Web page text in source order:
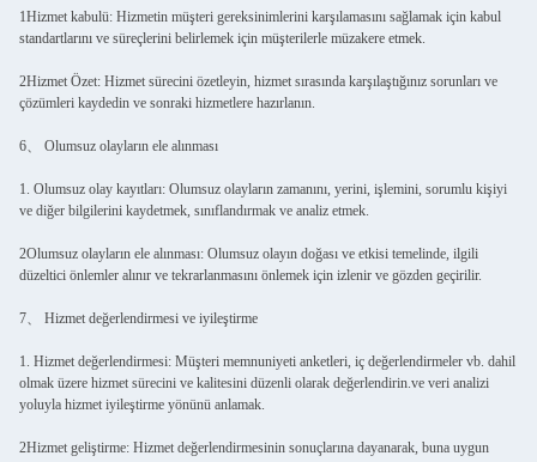
1Hizmet kabulü: Hizmetin müşteri gereksinimlerini karşılamasını sağlamak için kabul
standartlarını ve süreçlerini belirlemek için müşterilerle müzakere etmek.
2Hizmet Özet: Hizmet sürecini özetleyin, hizmet sırasında karşılaştığınız sorunları ve
çözümleri kaydedin ve sonraki hizmetlere hazırlanın.
6、 Olumsuz olayların ele alınması
1. Olumsuz olay kayıtları: Olumsuz olayların zamanını, yerini, işlemini, sorumlu kişiyi
ve diğer bilgilerini kaydetmek, sınıflandırmak ve analiz etmek.
2Olumsuz olayların ele alınması: Olumsuz olayın doğası ve etkisi temelinde, ilgili
düzeltici önlemler alınır ve tekrarlanmasını önlemek için izlenir ve gözden geçirilir.
7、 Hizmet değerlendirmesi ve iyileştirme
1. Hizmet değerlendirmesi: Müşteri memnuniyeti anketleri, iç değerlendirmeler vb. dahil
olmak üzere hizmet sürecini ve kalitesini düzenli olarak değerlendirin.ve veri analizi
yoluyla hizmet iyileştirme yönünü anlamak.
2Hizmet geliştirme: Hizmet değerlendirmesinin sonuçlarına dayanarak, buna uygun